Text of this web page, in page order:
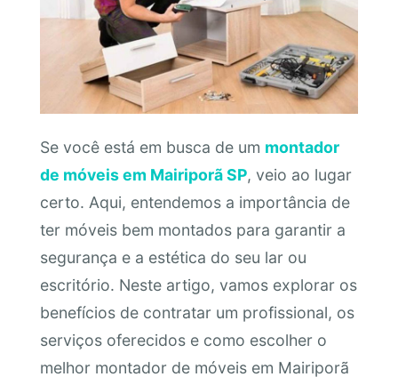
Se você está em busca de um montador
de móveis em Mairiporã SP, veio ao lugar
certo. Aqui, entendemos a importância de
ter móveis bem montados para garantir a
segurança e a estética do seu lar ou
escritório. Neste artigo, vamos explorar os
benefícios de contratar um profissional, os
serviços oferecidos e como escolher o
melhor montador de móveis em Mairiporã